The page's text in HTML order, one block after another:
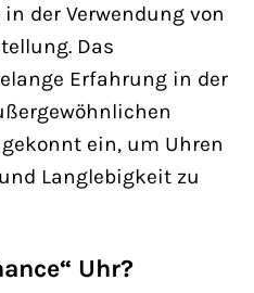
der Verwendung von
Das
Erfahrung in der
ein, um Uhren
Langlebigkeit zu
Uhr?